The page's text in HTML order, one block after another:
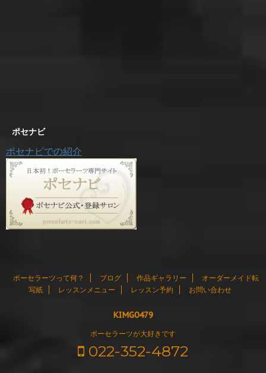
ポセナビ
ポセナビでの紹介
ポーセラーツって何？ ブログ 作品ギャラリー
オーダーメイド転
写紙
レッスンメニュー レッスン予約 お問い合わせ
KIMG0479
ポーセラーツが大好きです
022-352-4872